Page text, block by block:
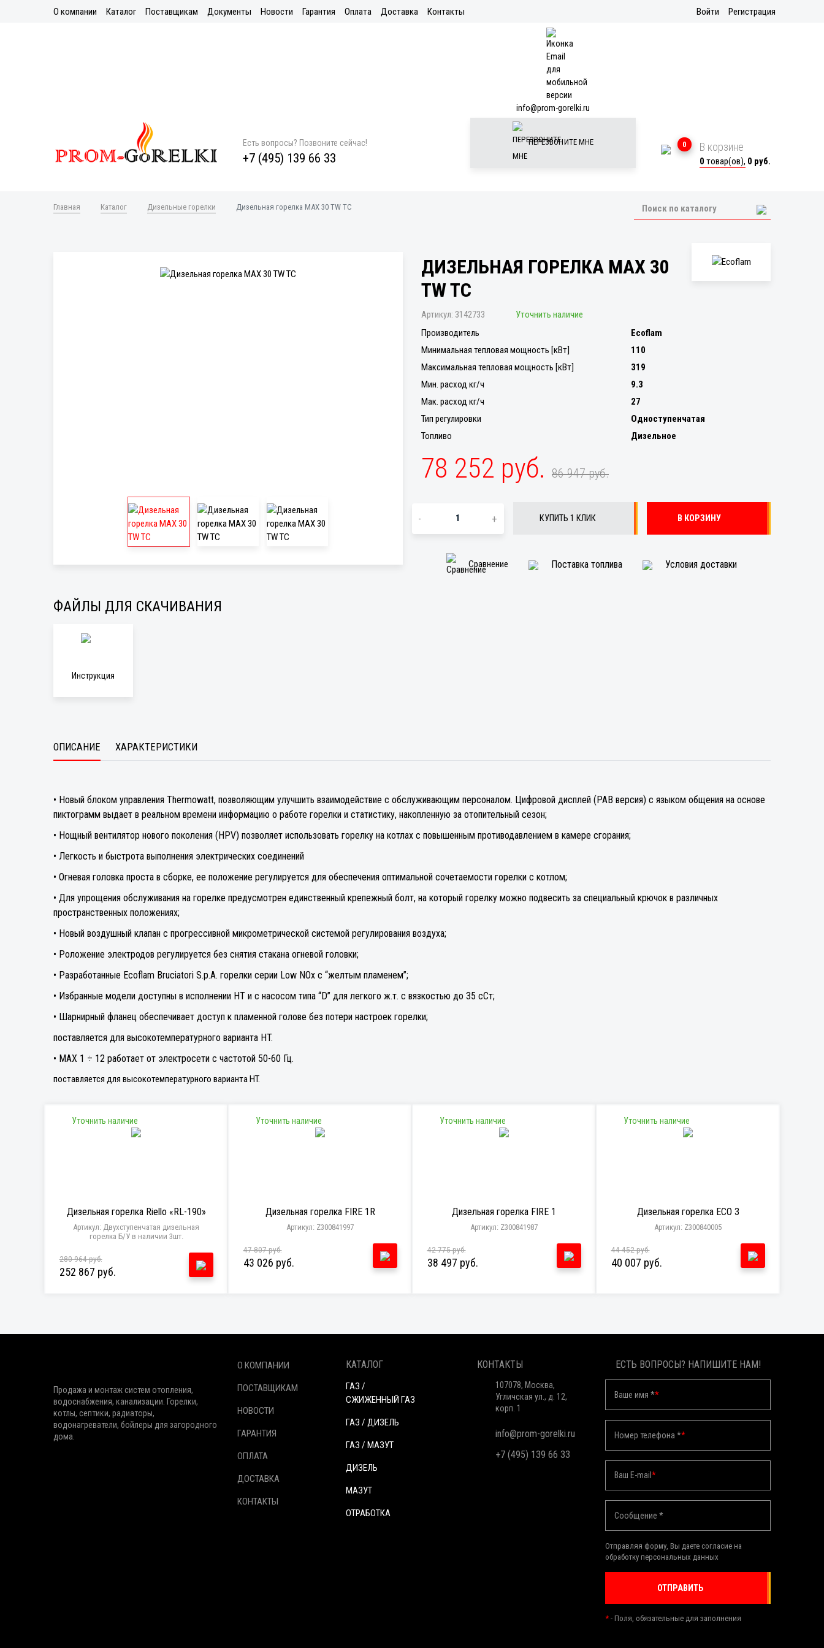
О компании Каталог Поставщикам Документы Новости Гарантия Оплата Доставка Контакты Войти Регистрация
Есть вопросы? Позвоните сейчас!
+7 (495) 139 66 33
info@prom-gorelki.ru
ПЕРЕЗВОНИТЕ МНЕ 0 В корзине
0 товар(ов), 0 руб.
Главная Каталог Дизельные горелки Дизельная горелка MAX 30 TW TC
ДИЗЕЛЬНАЯ ГОРЕЛКА MAX 30
TW TC
Артикул: 3142733
Уточнить наличие
Производитель
Ecoflam
Минимальная тепловая мощность [кВт]
110
Максимальная тепловая мощность [кВт]
319
Мин. расход кг/ч
9.3
Мак. расход кг/ч
27
Тип регулировки
Одноступенчатая
Топливо
Дизельное
78 252 руб. 86 947 руб.
- + КУПИТЬ 1 КЛИК В КОРЗИНУ
Сравнение Поставка топлива Условия доставки
ФАЙЛЫ ДЛЯ СКАЧИВАНИЯ
Инструкция
ОПИСАНИЕ ХАРАКТЕРИСТИКИ
• Новый блоком управления Thermowatt, позволяющим улучшить взаимодействие с обслуживающим персоналом. Цифровой дисплей (PAB версия) с языком общения на основе
пиктограмм выдает в реальном времени информацию о работе горелки и статистику, накопленную за отопительный сезон;
• Нощный вентилятор нового поколения (HPV) позволяет использовать горелку на котлах с повышенным противодавлением в камере сгорания;
• Легкость и быстрота выполнения электрических соединений
• Огневая головка проста в сборке, ее положение регулируется для обеспечения оптимальной сочетаемости горелки с котлом;
• Для упрощения обслуживания на горелке предусмотрен единственный крепежный болт, на который горелку можно подвесить за специальный крючок в различных
пространственных положениях;
• Новый воздушный клапан с прогрессивной микрометрической системой регулирования воздуха;
• Роложение электродов регулируется без снятия стакана огневой головки;
• Разработанные Ecoflam Bruciatori S.p.A. горелки cepии Low NOx c “желтым плaмeнeм”;
• Избранные модели доступны в исполнении HT и с насосом типа “D” для легкого ж.т. с вязкостью до 35 сСт;
• Шарнирный фланец обеспечивает доступ к пламенной голове без потери настроек горелки;
поставляется для высокотемпературного варианта HT.
• MAX 1 ÷ 12 работает от электросети с частотой 50-60 Гц.
поставляется для высокотемпературного варианта HT.
Уточнить наличие
Дизельная горелка Riello «RL-190»
Артикул: Двухступенчатая дизельная
горелка Б/У в наличии 3шт.
280 964 руб.
252 867 руб.
Уточнить наличие
Дизельная горелка FIRE 1R
Артикул: Z300841997
47 807 руб.
43 026 руб.
Уточнить наличие
Дизельная горелка FIRE 1
Артикул: Z300841987
42 775 руб.
38 497 руб.
Уточнить наличие
Дизельная горелка ECO 3
Артикул: Z300840005
44 452 руб.
40 007 руб.
Продажа и монтаж систем отопления,
водоснабжения, канализации. Горелки,
котлы, септики, радиаторы,
водонагреватели, бойлеры для загородного
дома.
О КОМПАНИИ
ПОСТАВЩИКАМ
НОВОСТИ
ГАРАНТИЯ
ОПЛАТА
ДОСТАВКА
КОНТАКТЫ
КАТАЛОГ
ГАЗ /
СЖИЖЕННЫЙ ГАЗ
ГАЗ / ДИЗЕЛЬ
ГАЗ / МАЗУТ
ДИЗЕЛЬ
МАЗУТ
ОТРАБОТКА
КОНТАКТЫ
107078, Москва,
Угличская ул., д. 12,
корп. 1
info@prom-gorelki.ru
+7 (495) 139 66 33
ЕСТЬ ВОПРОСЫ? НАПИШИТЕ НАМ!
Ваше имя **
Номер телефона **
Ваш E-mail *
Сообщение *
Отправляя форму, Вы даете согласие на
обработку персональных данных
ОТПРАВИТЬ
* - Поля, обязательные для заполнения